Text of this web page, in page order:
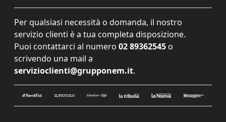
Per qualsiasi necessità o domanda, il nostro
servizio clienti è a tua completa disposizione.
Puoi contattarci al numero 02 89362545 o
scrivendo una mail a
servizioclienti@grupponem.it.